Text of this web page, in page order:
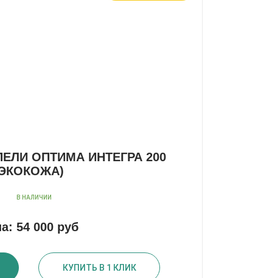
ОПТИМА ИНТЕГРА 200
В НАЛИЧИИ
54 000 руб
КУПИТЬ В 1 КЛИК